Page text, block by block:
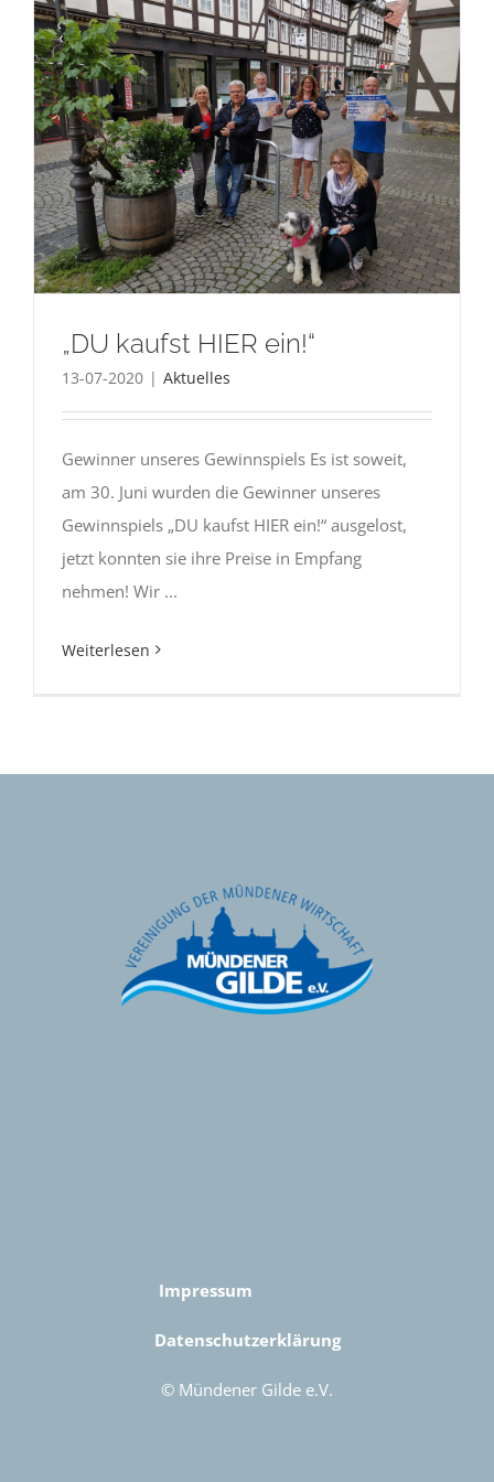
„DU kaufst HIER ein!“
13-07-2020 | Aktuelles
Gewinner unseres Gewinnspiels Es ist soweit,
am 30. Juni wurden die Gewinner unseres
Gewinnspiels „DU kaufst HIER ein!“ ausgelost,
jetzt konnten sie ihre Preise in Empfang
nehmen! Wir ...
Weiterlesen
Impressum
Datenschutzerklärung
© Mündener Gilde e.V.